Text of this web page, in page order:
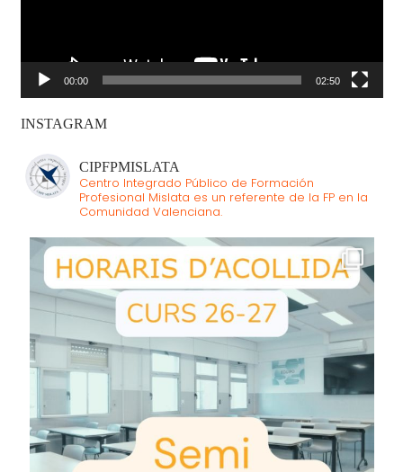
00:00 02:50
INSTAGRAM
CIPFPMISLATA
Centro Integrado Público de Formación
Profesional Mislata es un referente de la FP en la
Comunidad Valenciana.